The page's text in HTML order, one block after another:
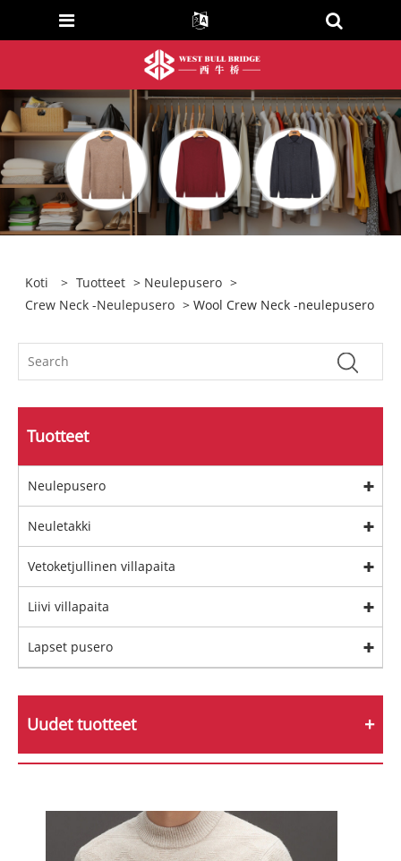
Koti > Tuotteet > Neulepusero >
Crew Neck -neulepusero > Wool Crew Neck -neulepusero
Tuotteet
Neulepusero
Neuletakki
Vetoketjullinen villapaita
Liivi villapaita
Lapset pusero
Uudet tuotteet